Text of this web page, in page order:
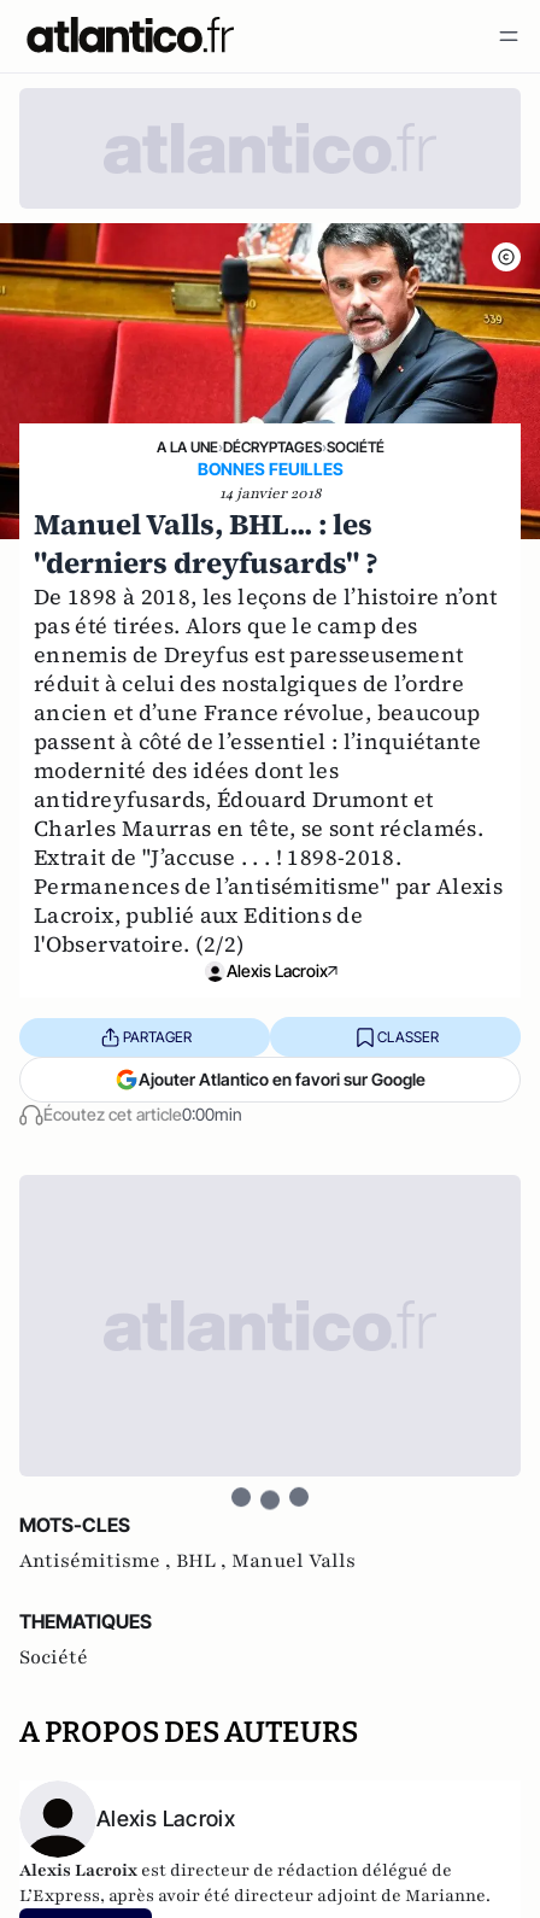
A LA UNE›DÉCRYPTAGES›SOCIÉTÉ
BONNES FEUILLES
14 janvier 2018
Manuel Valls, BHL... : les
"derniers dreyfusards" ?
De 1898 à 2018, les leçons de l’histoire n’ont
pas été tirées. Alors que le camp des
ennemis de Dreyfus est paresseusement
réduit à celui des nostalgiques de l’ordre
ancien et d’une France révolue, beaucoup
passent à côté de l’essentiel : l’inquiétante
modernité des idées dont les
antidreyfusards, Édouard Drumont et
Charles Maurras en tête, se sont réclamés.
Extrait de "J’accuse . . . ! 1898-2018.
Permanences de l’antisémitisme" par Alexis
Lacroix, publié aux Editions de
l'Observatoire. (2/2)
Alexis Lacroix
Écoutez cet article0:00min
PARTAGER CLASSER
Ajouter Atlantico en favori sur Google
MOTS-CLES
Antisémitisme , BHL , Manuel Valls
THEMATIQUES
Société
A PROPOS DES AUTEURS
Alexis Lacroix
Alexis Lacroix est directeur de rédaction délégué de
L’Express, après avoir été directeur adjoint de Marianne.